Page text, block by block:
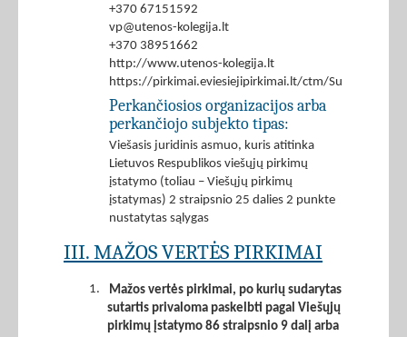
+370 67151592
vp@utenos-kolegija.lt
+370 38951662
http://www.utenos-kolegija.lt
https://pirkimai.eviesiejipirkimai.lt/ctm/Supplier/
Perkančiosios organizacijos arba
perkančiojo subjekto tipas:
Viešasis juridinis asmuo, kuris atitinka
Lietuvos Respublikos viešųjų pirkimų
įstatymo (toliau – Viešųjų pirkimų
įstatymas) 2 straipsnio 25 dalies 2 punkte
nustatytas sąlygas
III. MAŽOS VERTĖS PIRKIMAI
1.
Mažos vertės pirkimai, po kurių sudarytas
sutartis privaloma paskelbti pagal Viešųjų
pirkimų įstatymo 86 straipsnio 9 dalį arba